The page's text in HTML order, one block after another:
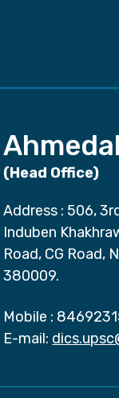
(Head Office)
Address : 506,
Induben
Road, CG Road,
380009.
Mobile :
E-mail: